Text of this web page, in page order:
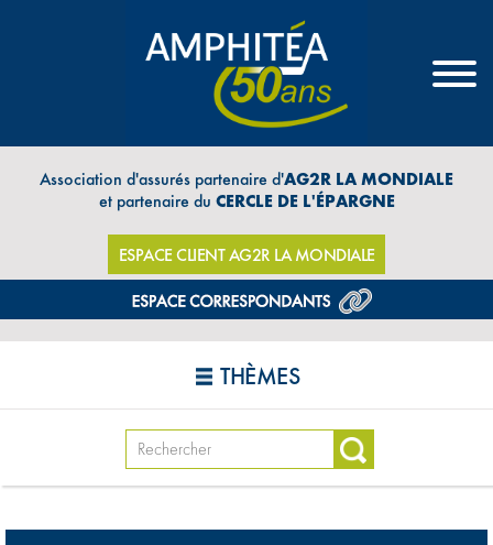
Association d'assurés partenaire d'AG2R LA MONDIALE
et partenaire du CERCLE DE L'ÉPARGNE
ESPACE CLIENT AG2R LA MONDIALE
THÈMES